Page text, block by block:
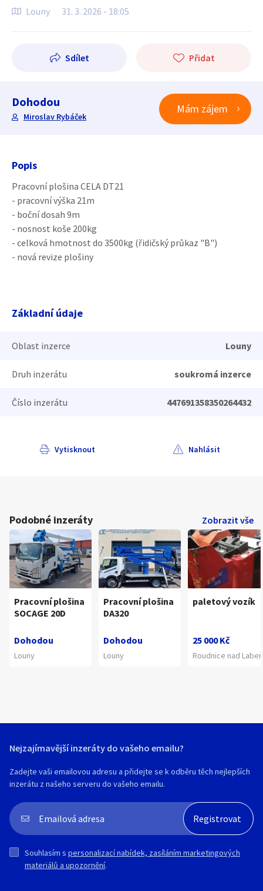
Louny 31. 3. 2026 - 18:05
Sdílet Přidat
Dohodou
Miroslav Rybáček
Mám zájem
Popis
Pracovní plošina CELA DT21
- pracovní výška 21m
- boční dosah 9m
- nosnost koše 200kg
- celková hmotnost do 3500kg (řidičský průkaz "B")
- nová revize plošiny
Základní údaje
Oblast inzerce Louny
Druh inzerátu soukromá inzerce
Číslo inzerátu 447691358350264432
Vytisknout Nahlásit
Podobné inzeráty Zobrazit vše
Pracovní plošina
SOCAGE 20D
Dohodou
Louny
Pracovní plošina
DA320
Dohodou
Louny
paletový vozík
25 000 Kč
Roudnice nad
Nejzajímavější inzeráty do vašeho emailu?
Zadejte vaši emailovou adresu a přidejte se k odběru těch nejlepších
inzerátu z našeho serveru do vašeho emailu.
Souhlasím s personalizací nabídek, zasíláním marketingových
materiálů a upozornění.